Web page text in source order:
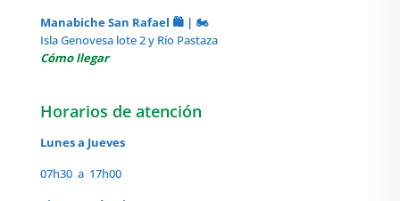
Manabiche San Rafael 🛍️ | 🏍️
Isla Genovesa lote 2 y Río Pastaza
Cómo llegar
Horarios de atención
Lunes a Jueves
07h30 a 17h00